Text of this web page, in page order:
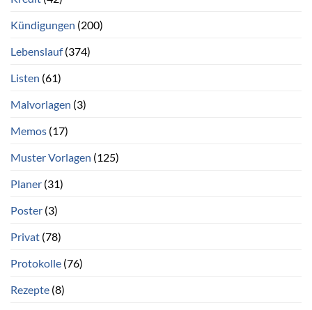
Kündigungen (200)
Lebenslauf(374)
Listen (61)
Malvorlagen (3)
Memos (17)
Muster Vorlagen (125)
Planer (31)
Poster (3)
Privat (78)
Protokolle (76)
Rezepte (8)